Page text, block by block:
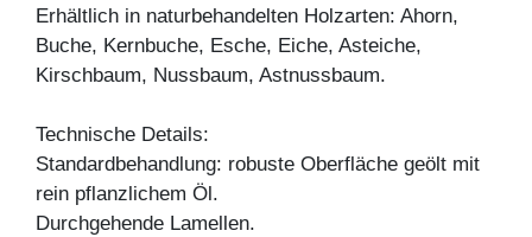
Erhältlich in naturbehandelten Holzarten: Ahorn,
Buche, Kernbuche, Esche, Eiche, Asteiche,
Kirschbaum, Nussbaum, Astnussbaum.
Technische Details:
Standardbehandlung: robuste Oberfläche geölt mit
rein pflanzlichem Öl.
Durchgehende Lamellen.